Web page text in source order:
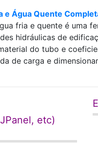
e Água Quente
fria e quente é uma
hidráulicas de
do tubo e
de carga e
etc)